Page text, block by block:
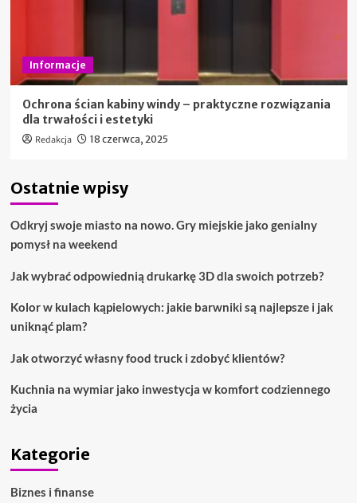
Informacje
Ochrona ścian kabiny windy – praktyczne rozwiązania
dla trwałości i estetyki
Redakcja 18 czerwca, 2025
Ostatnie wpisy
Odkryj swoje miasto na nowo. Gry miejskie jako genialny
pomysł na weekend
Jak wybrać odpowiednią drukarkę 3D dla swoich potrzeb?
Kolor w kulach kąpielowych: jakie barwniki są najlepsze i jak
uniknąć plam?
Jak otworzyć własny food truck i zdobyć klientów?
Kuchnia na wymiar jako inwestycja w komfort codziennego
życia
Kategorie
Biznes i finanse